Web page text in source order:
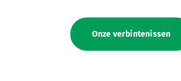
Onze verbintenissen